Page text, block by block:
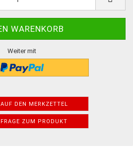
Weiter mit
AUF DEN MERKZETTEL
FRAGE ZUM PRODUKT